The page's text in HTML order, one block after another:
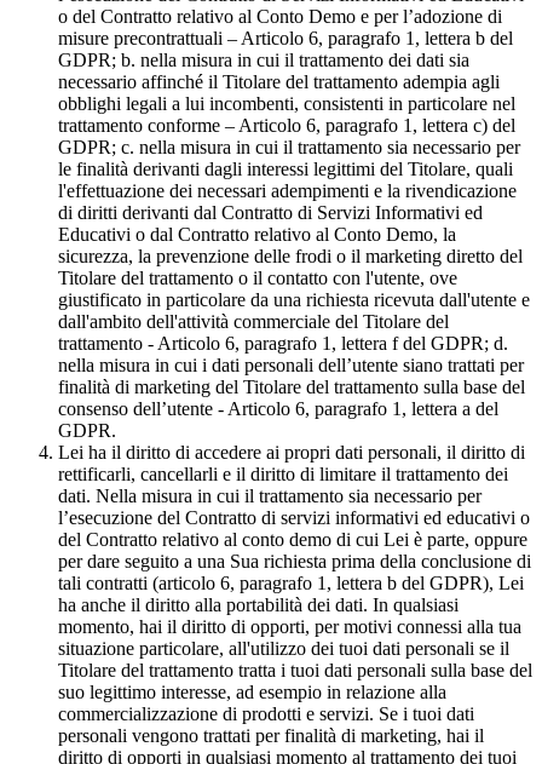
o del Contratto relativo al Conto Demo e per l’adozione di
misure precontrattuali – Articolo 6, paragrafo 1, lettera b del
GDPR; b. nella misura in cui il trattamento dei dati sia
necessario affinché il Titolare del trattamento adempia agli
obblighi legali a lui incombenti, consistenti in particolare nel
trattamento conforme – Articolo 6, paragrafo 1, lettera c) del
GDPR; c. nella misura in cui il trattamento sia necessario per
le finalità derivanti dagli interessi legittimi del Titolare, quali
l'effettuazione dei necessari adempimenti e la rivendicazione
di diritti derivanti dal Contratto di Servizi Informativi ed
Educativi o dal Contratto relativo al Conto Demo, la
sicurezza, la prevenzione delle frodi o il marketing diretto del
Titolare del trattamento o il contatto con l'utente, ove
giustificato in particolare da una richiesta ricevuta dall'utente e
dall'ambito dell'attività commerciale del Titolare del
trattamento - Articolo 6, paragrafo 1, lettera f del GDPR; d.
nella misura in cui i dati personali dell’utente siano trattati per
finalità di marketing del Titolare del trattamento sulla base del
consenso dell’utente - Articolo 6, paragrafo 1, lettera a del
GDPR.
Lei ha il diritto di accedere ai propri dati personali, il diritto di
rettificarli, cancellarli e il diritto di limitare il trattamento dei
dati. Nella misura in cui il trattamento sia necessario per
l’esecuzione del Contratto di servizi informativi ed educativi o
del Contratto relativo al conto demo di cui Lei è parte, oppure
per dare seguito a una Sua richiesta prima della conclusione di
tali contratti (articolo 6, paragrafo 1, lettera b del GDPR), Lei
ha anche il diritto alla portabilità dei dati. In qualsiasi
momento, hai il diritto di opporti, per motivi connessi alla tua
situazione particolare, all'utilizzo dei tuoi dati personali se il
Titolare del trattamento tratta i tuoi dati personali sulla base del
suo legittimo interesse, ad esempio in relazione alla
commercializzazione di prodotti e servizi. Se i tuoi dati
personali vengono trattati per finalità di marketing, hai il
diritto di opporti in qualsiasi momento al trattamento dei tuoi